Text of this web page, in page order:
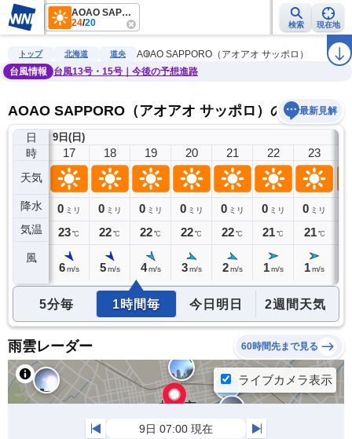
AOAO SAPPORO（アオアオ サッポロ）
24/20 検索 現在地
雨雲レーダー 台風情報 地震情報 警報・注意報 2週間天気 ラ
トップ 北海道 道央
AOAO SAPPORO（アオアオ サッポロ）
台風情報
台風13号・15号｜今後の予想進路
AOAO SAPPORO（アオアオ サッポロ）の天気予報
最新見解
日
時
天気
降水
気温
風
9日(日)
16
0ミリ
23℃
17
0 ミリ
23℃
6 m/s
18
0 ミリ
22℃
5 m/s
19
0 ミリ
22℃
4 m/s
20
0 ミリ
22℃
3 m/s
21
0 ミリ
22℃
2 m/s
22
0 ミリ
21℃
1 m/s
23
0 ミリ
21 ℃
1m/s
5分毎 1時間毎 今日明日 2週間天気
雨雲レーダー 60時間先まで見る